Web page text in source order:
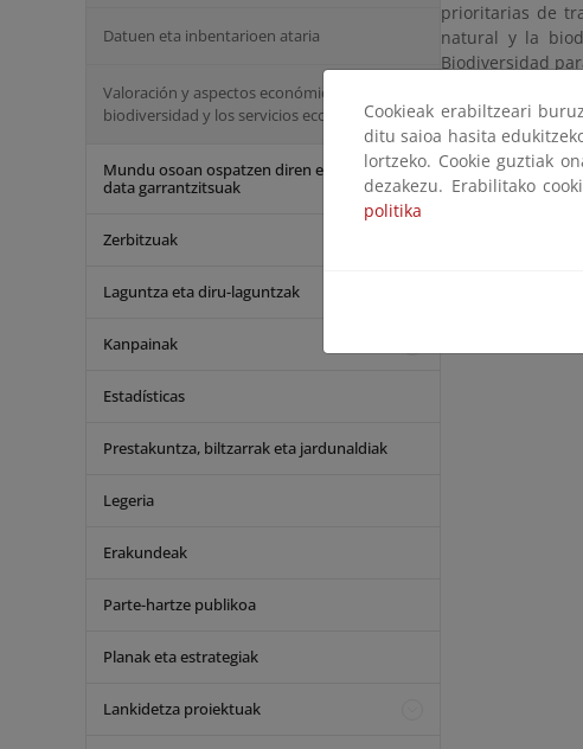
Datuen eta inbentarioen ataria
Valoración y aspectos económicos de la
biodiversidad y los servicios ecosistémicos
Mundu osoan ospatzen diren egunak eta
data garrantzitsuak
Zerbitzuak
Laguntza eta diru-laguntzak
Kanpainak
Estadísticas
Prestakuntza, biltzarrak eta jardunaldiak
Legeria
Erakundeak
Parte-hartze publikoa
Planak eta estrategiak
Lankidetza proiektuak
prioritarias de
natural y la
Biodiversidad
Plan
Más
Red de
Cookieak erabiltzeari
ditu saioa hasita
lortzeko. Cookie guztiak
dezakezu. Erabilitako
politika